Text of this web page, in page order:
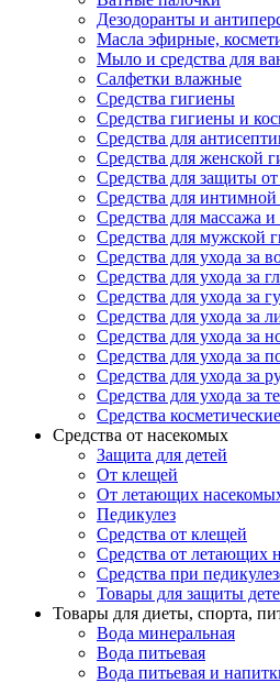
Дезодоранты и
Масла эфирные,
Мыло и средства для
Салфетки влажные
Средства гигиены
Средства гигиены и
Средства для
Средства для женской
Средства для защиты от
Средства для
Средства для массажа и
Средства для мужской
Средства для ухода за
Средства для ухода за
Средства для ухода за
Средства для ухода за
Средства для ухода за
Средства для ухода за
Средства для ухода за
Средства для ухода за
Средства косметические
Средства от насекомых
Защита для детей
От клещей
От летающих
Педикулез
Средства от клещей
Средства от летающих
Средства при
Товары для защиты
Товары для диеты, спорта,
Вода минеральная
Вода питьевая
Вода питьевая и